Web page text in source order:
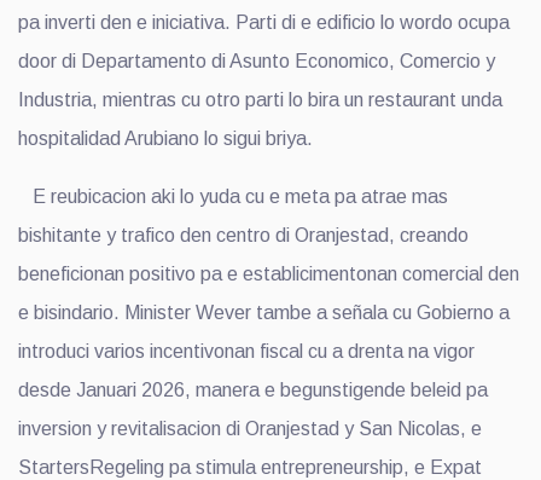
pa inverti den e iniciativa. Parti di e edificio lo wordo ocupa
door di Departamento di Asunto Economico, Comercio y
Industria, mientras cu otro parti lo bira un restaurant unda
hospitalidad Arubiano lo sigui briya.
E reubicacion aki lo yuda cu e meta pa atrae mas
bishitante y trafico den centro di Oranjestad, creando
beneficionan positivo pa e establicimentonan comercial den
e bisindario. Minister Wever tambe a señala cu Gobierno a
introduci varios incentivonan fiscal cu a drenta na vigor
desde Januari 2026, manera e begunstigende beleid pa
inversion y revitalisacion di Oranjestad y San Nicolas, e
StartersRegeling pa stimula entrepreneurship, e Expat